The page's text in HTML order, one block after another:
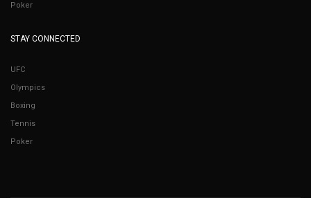
Poker
STAY CONNECTED
UFC
Olympics
Boxing
Tennis
Poker